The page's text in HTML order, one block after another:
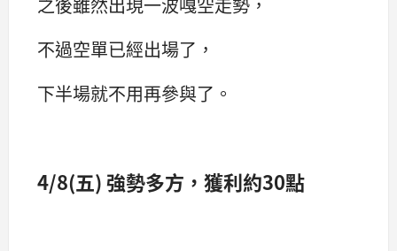
不過空單已經出場了，
下半場就不用再參與了。
4/8(五) 強勢多方，獲利約30點